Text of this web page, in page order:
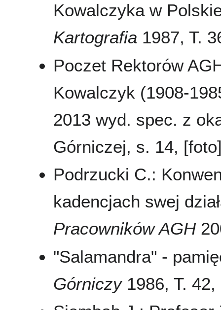
Kowalczyka w
Kartografia 1987, T.
Poczet Rektorów
Kowalczyk (1908-
2013 wyd. spec. z
Górniczej, s. 14,
Podrzucki C.:
kadencjach swej
Pracowników AGH
"Salamandra" -
Górniczy1986, T. 42,